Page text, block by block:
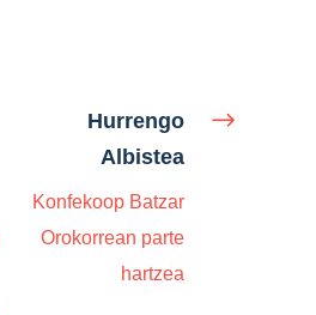
Hurrengo
Albistea
Konfekoop Batzar
Orokorrean parte
hartzea